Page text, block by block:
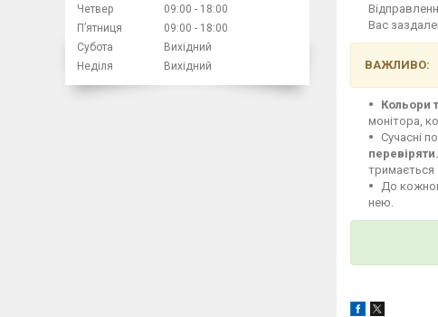
Вас
ВАЖЛИВО:
Кольори
монітора,
Сучасні
перевіряти.
тримається
До
нею.
Четвер
09:00
18:00
Пʼятниця
09:00
18:00
Субота
Вихідний
Неділя
Вихідний